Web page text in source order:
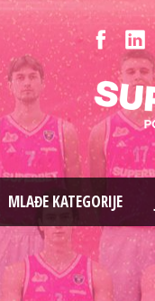
MLAĐE KATEGORIJE